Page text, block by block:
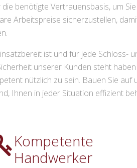
benötigte Vertrauensbasis, um
Arbeitspreise sicherzustellen,
ist und für jede Schloss-
unserer Kunden steht
nützlich zu sein. Bauen Sie auf
Ihnen in jeder Situation effizient
Kompetente
Handwerker